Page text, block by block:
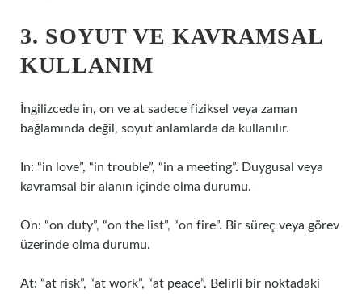
3. SOYUT VE KAVRAMSAL
KULLANIM
İngilizcede in, on ve at sadece fiziksel veya zaman
bağlamında değil, soyut anlamlarda da kullanılır.
In: “in love”, “in trouble”, “in a meeting”. Duygusal veya
kavramsal bir alanın içinde olma durumu.
On: “on duty”, “on the list”, “on fire”. Bir süreç veya görev
üzerinde olma durumu.
At: “at risk”, “at work”, “at peace”. Belirli bir noktadaki